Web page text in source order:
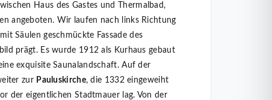
Haus des Gastes und Thermalbad,
angeboten. Wir laufen nach links Richtung
Säulen geschmückte Fassade des
prägt. Es wurde 1912 als Kurhaus gebaut
exquisite Saunalandschaft. Auf der
zur Pauluskirche, die 1332 eingeweiht
der eigentlichen Stadtmauer lag. Von der